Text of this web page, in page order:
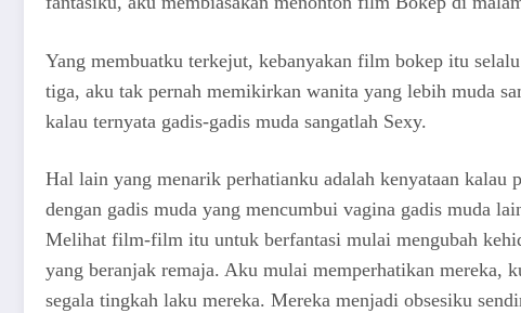
Yang membuatku terkejut, kebanyakan film bokep itu
tiga, aku tak pernah memikirkan wanita yang lebih muda
kalau ternyata gadis-gadis muda sangatlah Sexy.
Hal lain yang menarik perhatianku adalah kenyataan
dengan gadis muda yang mencumbui vagina gadis muda
Melihat film-film itu untuk berfantasi mulai mengubah
yang beranjak remaja. Aku mulai memperhatikan mereka,
segala tingkah laku mereka. Mereka menjadi obsesiku